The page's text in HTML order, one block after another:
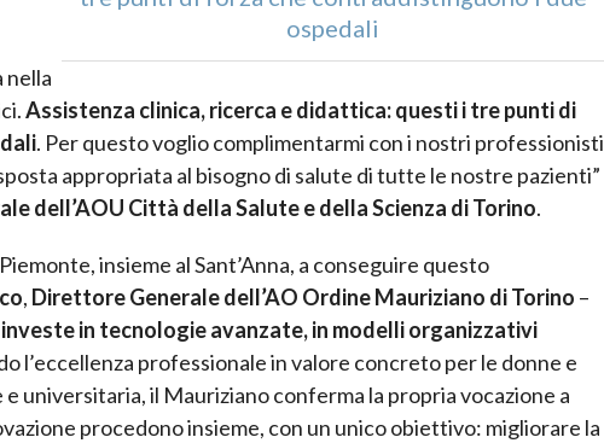
ospedali
nella
Assistenza clinica, ricerca e didattica: questi i tre punti di
. Per questo voglio complimentarmi con i nostri professionisti
appropriata al bisogno di salute di tutte le nostre pazienti”
dell’AOU Città della Salute e della Scienza di Torino.
insieme al Sant’Anna, a conseguire questo
, Direttore Generale dell’AO Ordine Mauriziano di Torino –
in tecnologie avanzate, in modelli organizzativi
l’eccellenza professionale in valore concreto per le donne e
universitaria, il Mauriziano conferma la propria vocazione a
procedono insieme, con un unico obiettivo: migliorare la